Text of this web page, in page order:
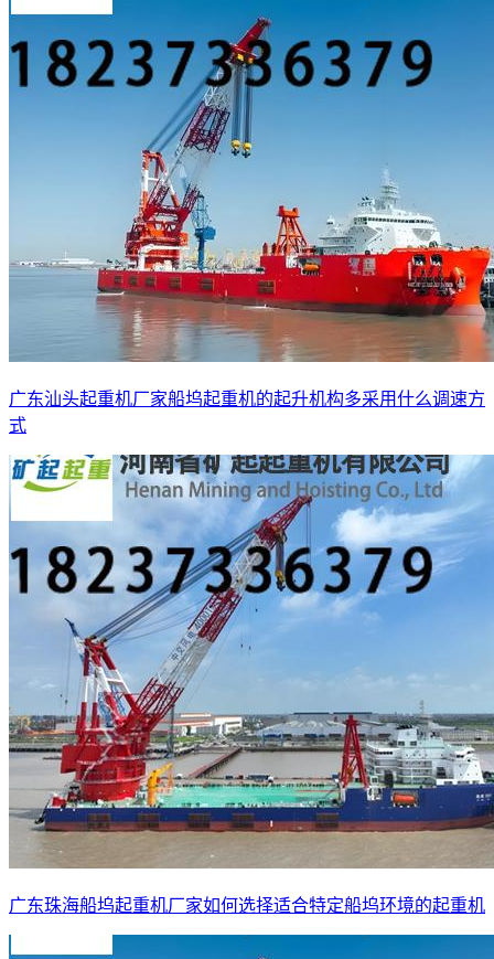
广东汕头起重机厂家船坞起重机的起升机构多采用什么调速方
式
广东珠海船坞起重机厂家如何选择适合特定船坞环境的起重机